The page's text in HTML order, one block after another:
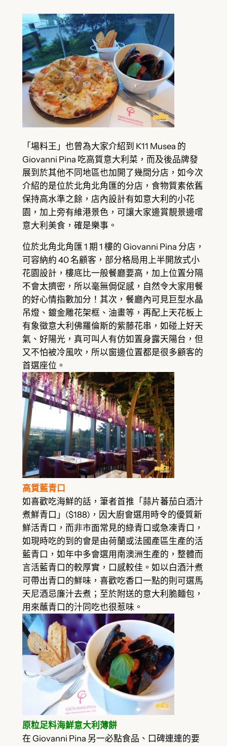
「場料王」也曾為大家介紹到 K11 Musea 的
Giovanni Pina 吃高質意大利菜，而及後品牌發
展到於其他不同地區也加開了幾間分店，如今次
介紹的是位於北角北角匯的分店，食物質素依舊
保持高水準之餘，店內設計有如意大利的小花
園，加上旁有維港景色，可讓大家邊賞靚景邊嚐
意大利美食，確是樂事。
位於北角北角匯 1 期 1 樓的 Giovanni Pina 分店，
可容納約 40 名顧客，部分格局用上半開放式小
花園設計，樓底比一般餐廳要高，加上位置分隔
不會太擠密，所以毫無侷促感，自然令大家用餐
的好心情指數加分！其次，餐廳內可見巨型水晶
吊燈、鍍金雕花架框、油畫等，再配上天花板上
有象徵意大利佛羅倫斯的紫藤花串，如碰上好天
氣、好陽光，真可叫人有仿如置身露天陽台，但
又不怕被冷風吹，所以窗邊位置都是很多顧客的
首選座位。
高質藍青口
如喜歡吃海鮮的話，筆者首推「蒜片蕃茄白酒汁
煮鮮青口」($188)，因大廚會選用時令的優質新
鮮活青口，而非市面常見的綠青口或急凍青口，
如現時吃的到的會是由荷蘭或法國產區生產的活
藍青口，如年中多會選用南澳洲生產的，整體而
言活藍青口的較厚實，口感較佳。如以白酒汁煮
可帶出青口的鮮味，喜歡吃香口一點的則可選馬
天尼酒忌廉汁去煮；至於附送的意大利脆麵包，
用來蘸青口的汁同吃也很惹味。
原粒足料海鮮意大利薄餅
在 Giovanni Pina 另一必點食品、口碑連連的要